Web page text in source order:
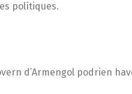
polítiques.
d’Armengol podrien